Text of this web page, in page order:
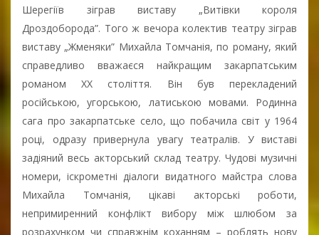
Шерегіїв зіграв виставу „Витівки короля
Дроздоборода”. Того ж вечора колектив театру зіграв
виставу „Жменяки” Михайла Томчанія, по роману, який
справедливо вважаєся найкращим закарпатським
романом ХХ століття. Він був перекладений
російською, угорською, латиською мовами. Родинна
сага про закарпатське село, що побачила світ у 1964
році, одразу привернула увагу театралів. У виставі
задіяний весь акторський склад театру. Чудові музичні
номери, іскрометні діалоги видатного майстра слова
Михайла Томчанія, цікаві акторські роботи,
непримиренний конфлікт вибору між шлюбом за
розрахунком чи справжнім коханням – роблять нову